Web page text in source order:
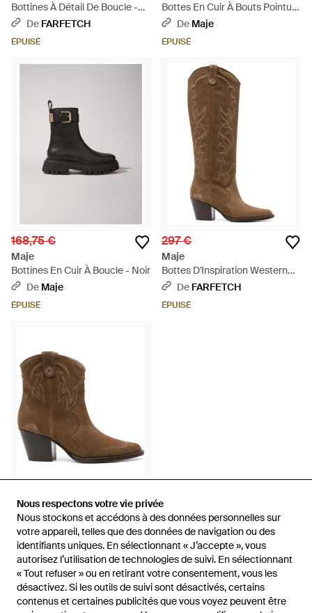
Nous respectons votre vie privée
Nous stockons et accédons à des données personnelles sur
votre appareil, telles que des données de navigation ou des
identifiants uniques. En sélectionnant « J’accepte », vous
autorisez l’utilisation de technologies de suivi. En sélectionnant
« Tout refuser » ou en retirant votre consentement, vous les
désactivez. Si les outils de suivi sont désactivés, certains
contenus et certaines publicités que vous voyez peuvent être
Nous respectons votre vie privée
Nous stockons et accédons à des données personnelles sur
votre appareil, telles que des données de navigation ou des
identifiants uniques. En sélectionnant « J’accepte », vous
autorisez l’utilisation de technologies de suivi. En sélectionnant
« Tout refuser » ou en retirant votre consentement, vous les
désactivez. Si les outils de suivi sont désactivés, certains
contenus et certaines publicités que vous voyez peuvent être
Bottines À Détail De Boucle -
NoirDe FARFETCH
ÉPUISÉ
Bottes En Cuir À Bouts Pointus
- Noir
De Maje
ÉPUISÉ
168,75 €
Maje
Bottines En Cuir À Boucle - Noir
De Maje
ÉPUISÉ
297 €
Maje
Bottes D'Inspiration Western
65 Mm - Marron
De FARFETCH
ÉPUISÉ
273 €
Maje
Bottes D'Inspiration Western
65 Mm En Daim - Marron
De FARFETCH
ÉPUISÉ